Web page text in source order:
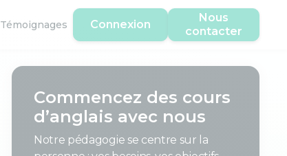
Témoignages Connexion
Nous
contacter
Commencez des cours
d’anglais avec nous
Notre pédagogie se centre sur la